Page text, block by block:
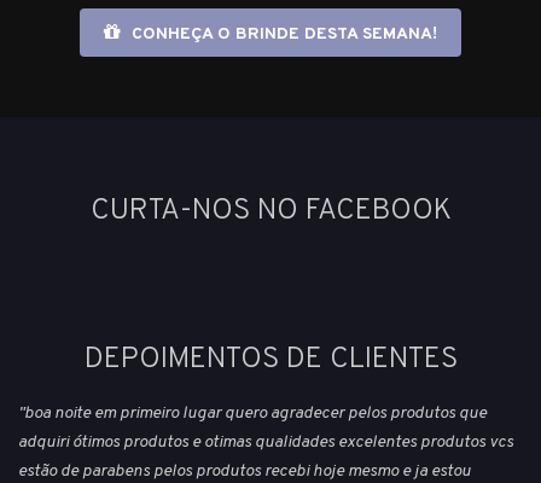
CONHEÇA O BRINDE DESTA SEMANA!
CURTA-NOS NO FACEBOOK
DEPOIMENTOS DE CLIENTES
"boa noite em primeiro lugar quero agradecer pelos produtos que
adquiri ótimos produtos e otimas qualidades excelentes produtos vcs
estão de parabens pelos produtos recebi hoje mesmo e ja estou